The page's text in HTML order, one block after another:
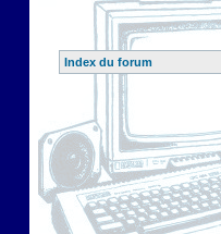
Index du forum